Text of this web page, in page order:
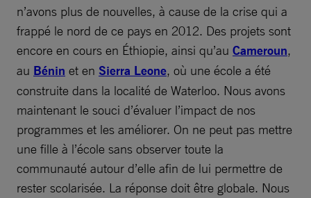
n’avons plus de nouvelles, à cause de la crise qui a
frappé le nord de ce pays en 2012. Des projets sont
encore en cours en Éthiopie, ainsi qu’au Cameroun,
au Bénin et en Sierra Leone, où une école a été
construite dans la localité de Waterloo. Nous avons
maintenant le souci d’évaluer l’impact de nos
programmes et les améliorer. On ne peut pas mettre
une fille à l’école sans observer toute la
communauté autour d’elle afin de lui permettre de
rester scolarisée. La réponse doit être globale. Nous